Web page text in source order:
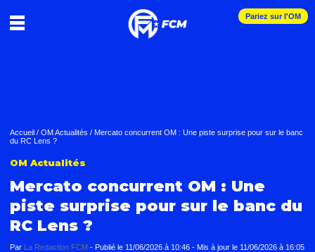
Pariez sur l'OM
Accueil / OM Actualités / Mercato concurrent OM : Une piste surprise pour sur le banc
du RC Lens ?
OM Actualités
Mercato concurrent OM : Une
piste surprise pour sur le banc du
RC Lens ?
Par La Redaction FCM - Publié le 11/06/2026 à 10:46 - Mis à jour le 11/06/2026 à 16:05